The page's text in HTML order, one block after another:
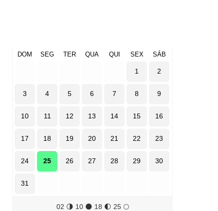
DOM SEG TER QUA QUI SEX SÁB
1 2
3 4 5 6 7 8 9
10 11 12 13 14 15 16
17 18 19 20 21 22 23
24 25 26 27 28 29 30
31
02 🌗 10 🌑 18 🌓 25 🌕